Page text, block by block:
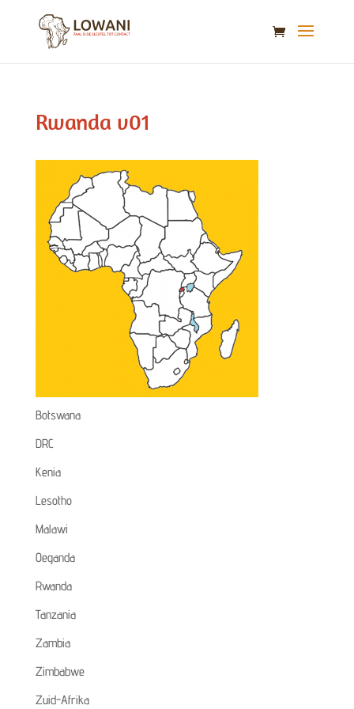
Rwanda v01
Botswana
DRC
Kenia
Lesotho
Malawi
Oeganda
Rwanda
Tanzania
Zambia
Zimbabwe
Zuid-Afrika